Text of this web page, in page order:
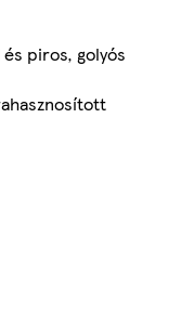
piros, golyós